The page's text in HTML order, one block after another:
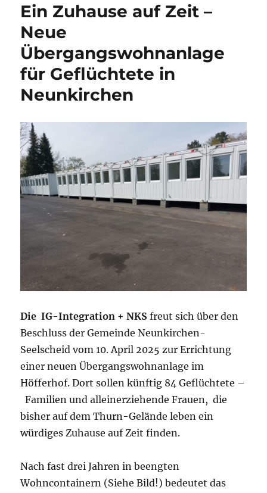
Ein Zuhause auf Zeit –
Neue
Übergangswohnanlage
für Geflüchtete in
Neunkirchen
Die IG-Integration + NKS freut sich über den
Beschluss der Gemeinde Neunkirchen-
Seelscheid vom 10. April 2025 zur Errichtung
einer neuen Übergangswohnanlage im
Höfferhof. Dort sollen künftig 84 Geflüchtete –
Familien und alleinerziehende Frauen, die
bisher auf dem Thurn-Gelände leben ein
würdiges Zuhause auf Zeit finden.
Nach fast drei Jahren in beengten
Wohncontainern (Siehe Bild!) bedeutet das